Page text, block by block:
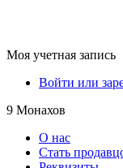
Моя учетная запись
Войти или
9 Монахов
О нас
Стать